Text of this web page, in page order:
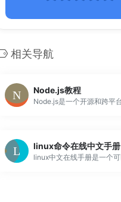
相关导航
Node.js教程
linux命令在线中文手册